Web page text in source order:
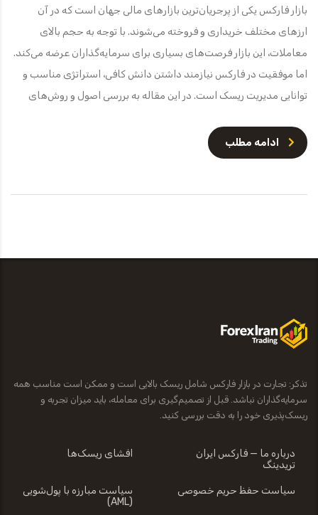
بازار فارکس یکی از پرجریان‌ترین بازارهای مالی جهان است که در آن
ارزهای مختلف خریداری و فروخته می‌شوند. با توجه به حجم بالای
معاملات، این بازار فرصت‌های بسیاری برای سرمایه‌گذاران عرضه می‌کند.
اما موفقیت در فارکس نیازمند داشتن دانش کافی، استراتژی مناسب و
توانایی مدیریت ریسک است. در این مقاله به بررسی اصول و روش‌های
ادامه مطلب
تذکر: تجارت در بازار فارکس شامل ریسک بالایی است و ممکن است مناسب همه
سرمایه‌گذاران نباشد. قبل از تصمیم‌گیری برای معامله، باید میزان تجربه و
ریسک‌پذیری خود را به دقت بررسی کنید.
درباره ما — فارکس ایران
تریدینگ
افشای ریسک‌ها
سیاست حفظ حریم خصوصی
سیاست مبارزه با پول‌شویی
(AML)